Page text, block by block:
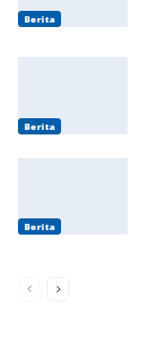
Berita
Berita
Berita